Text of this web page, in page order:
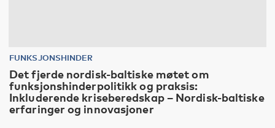
FUNKSJONSHINDER
Det fjerde nordisk-baltiske møtet om
funksjonshinderpolitikk og praksis:
Inkluderende kriseberedskap – Nordisk-baltiske
erfaringer og innovasjoner